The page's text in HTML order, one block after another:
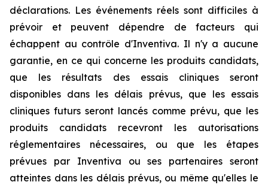
déclarations. Les événements réels sont difficiles à
prévoir et peuvent dépendre de facteurs qui
échappent au contrôle d'Inventiva. Il n'y a aucune
garantie, en ce qui concerne les produits candidats,
que les résultats des essais cliniques seront
disponibles dans les délais prévus, que les essais
cliniques futurs seront lancés comme prévu, que les
produits candidats recevront les autorisations
réglementaires nécessaires, ou que les étapes
prévues par Inventiva ou ses partenaires seront
atteintes dans les délais prévus, ou même qu'elles le